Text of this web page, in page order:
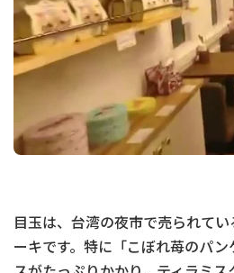
目玉は、台湾の夜市で売られて
ーキです。特に「こぼれ苺のパ